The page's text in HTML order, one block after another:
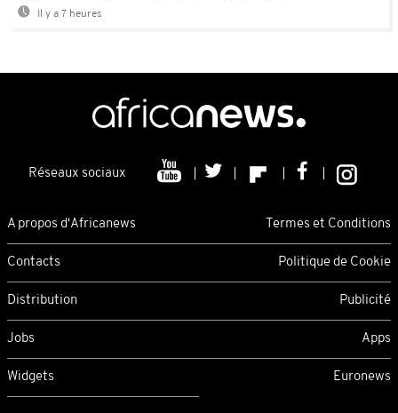
Il y a 7 heures
Réseaux sociaux
A propos d'Africanews Termes et Conditions
Contacts Politique de Cookie
Distribution Publicité
Jobs Apps
Widgets Euronews